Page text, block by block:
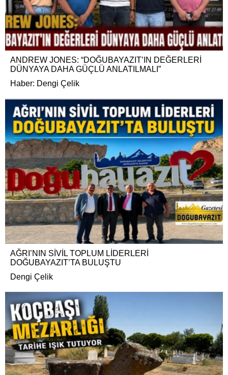
ANDREW JONES: “DOĞUBAYAZIT’IN DEĞERLERİ
DÜNYAYA DAHA GÜÇLÜ ANLATILMALI”
Haber: Dengi Çelik
AĞRI’NIN SİVİL TOPLUM LİDERLERİ
DOĞUBAYAZIT’TA BULUŞTU
Dengi Çelik